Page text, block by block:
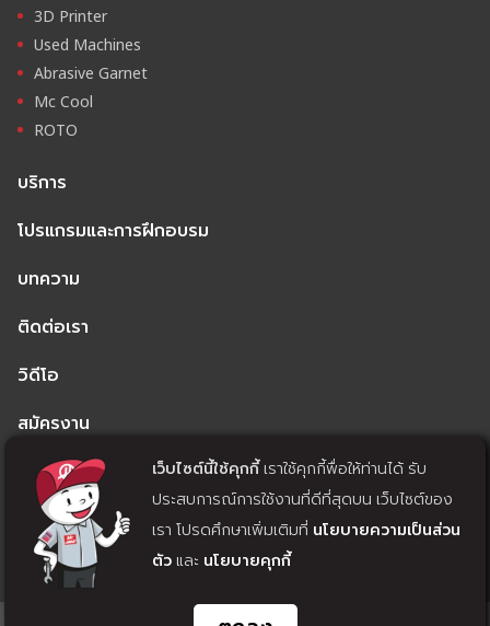
3D Printer
Used Machines
Abrasive Garnet
Mc Cool
ROTO
บริการ
โปรแกรมและการฝึกอบรม
บทความ
ติดต่อเรา
วิดีโอ
สมัครงาน
นโยบายความเป็นส่วนตัว
นโยบายคุกกี้
แจ้งถอนความยินยอม
เว็บไซต์นี้ใช้คุกกี้เราใช้คุกกี้พื่อให้ท่านได้ รับ
ประสบการณ์การใช้งานที่ดีที่สุดบน เว็บไซต์ของ
เรา โปรดศึกษาเพิ่มเติมที่ นโยบายความเป็นส่วน
ตัว และ นโยบายคุกกี้